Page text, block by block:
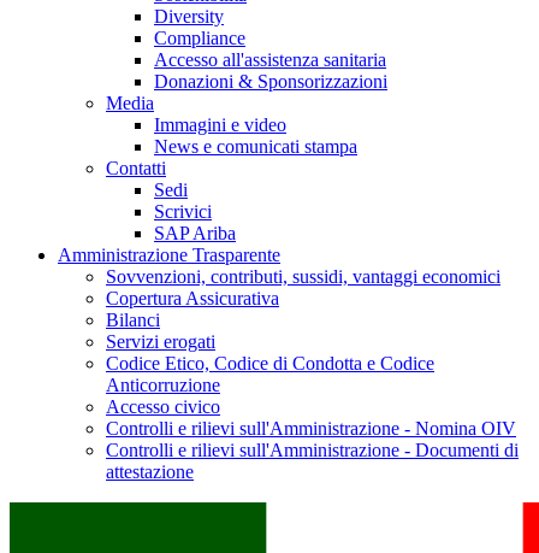
Diversity
Compliance
Accesso all'assistenza sanitaria
Donazioni & Sponsorizzazioni
Media
Immagini e video
News e comunicati stampa
Contatti
Sedi
Scrivici
SAP Ariba
Amministrazione Trasparente
Sovvenzioni, contributi, sussidi, vantaggi economici
Copertura Assicurativa
Bilanci
Servizi erogati
Codice Etico, Codice di Condotta e Codice
Anticorruzione
Accesso civico
Controlli e rilievi sull'Amministrazione - Nomina OIV
Controlli e rilievi sull'Amministrazione - Documenti di
attestazione